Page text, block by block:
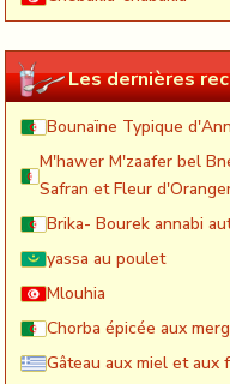
Les dernières
Bounaïne Typique
M'hawer M'zaafer bel
Safran et Fleur
Brika- Bourek annabi
yassa au poulet
Mlouhia
Chorba épicée aux
Gâteau aux miel et aux